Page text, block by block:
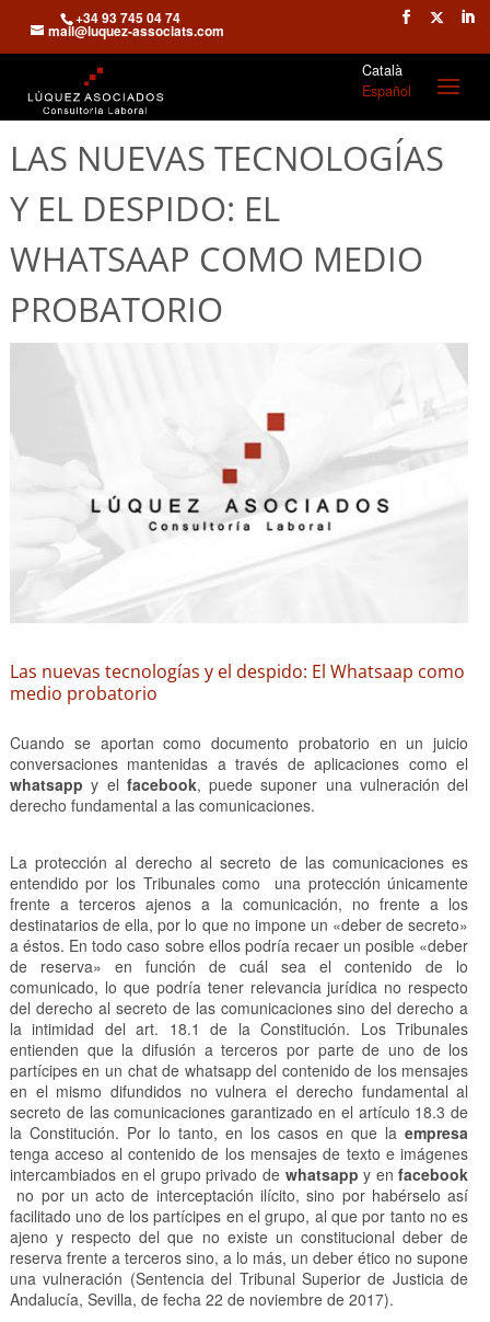
+34 93 745 04 74
mail@luquez-associats.com
Català
Español
LAS NUEVAS TECNOLOGÍAS
Y EL DESPIDO: EL
WHATSAAP COMO MEDIO
PROBATORIO
Las nuevas tecnologías y el despido: El Whatsaap como
medio probatorio
Cuando se aportan como documento probatorio en un juicio
conversaciones mantenidas a través de aplicaciones como el
whatsapp y el facebook, puede suponer una vulneración del
derecho fundamental a las comunicaciones.
La protección al derecho al secreto de las comunicaciones es
entendido por los Tribunales como una protección únicamente
frente a terceros ajenos a la comunicación, no frente a los
destinatarios de ella, por lo que no impone un «deber de secreto»
a éstos. En todo caso sobre ellos podría recaer un posible «deber
de reserva» en función de cuál sea el contenido de lo
comunicado, lo que podría tener relevancia jurídica no respecto
del derecho al secreto de las comunicaciones sino del derecho a
la intimidad del art. 18.1 de la Constitución. Los Tribunales
entienden que la difusión a terceros por parte de uno de los
partícipes en un chat de whatsapp del contenido de los mensajes
en el mismo difundidos no vulnera el derecho fundamental al
secreto de las comunicaciones garantizado en el artículo 18.3 de
la Constitución. Por lo tanto, en los casos en que laempresa
tenga acceso al contenido de los mensajes de texto e imágenes
intercambiados en el grupo privado de whatsapp y enfacebook
no por un acto de interceptación ilícito, sino por habérselo así
facilitado uno de los partícipes en el grupo, al que por tanto no es
ajeno y respecto del que no existe un constitucional deber de
reserva frente a terceros sino, a lo más, un deber ético no supone
una vulneración (Sentencia del Tribunal Superior de Justicia de
Andalucía, Sevilla, de fecha 22 de noviembre de 2017).